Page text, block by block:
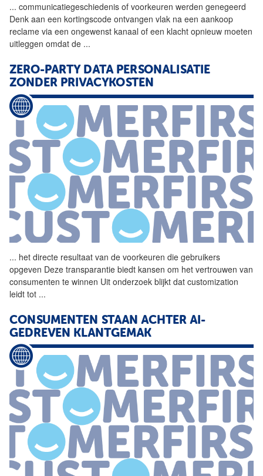
... communicatiegeschiedenis of voorkeuren werden genegeerd
Denk aan een kortingscode ontvangen vlak na een aankoop
reclame via een ongewenst kanaal of een klacht opnieuw moeten
uitleggen omdat de ...
ZERO-PARTY DATA PERSONALISATIE
ZONDER PRIVACYKOSTEN
... het directe resultaat van de voorkeuren die gebruikers
opgeven Deze transparantie biedt kansen om het vertrouwen van
consumenten te winnen Uit onderzoek blijkt dat customization
leidt tot ...
CONSUMENTEN STAAN ACHTER AI-
GEDREVEN KLANTGEMAK